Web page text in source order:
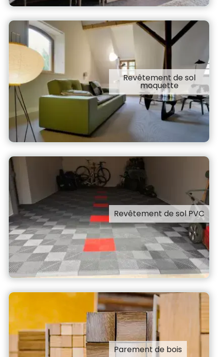
Revêtement de sol
moquette
Revêtement de sol PVC
Parement de bois